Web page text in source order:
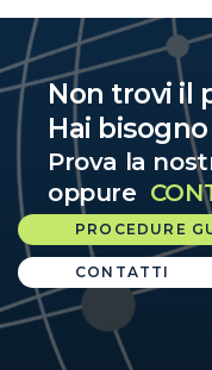
Non trovi il
Hai
Prova la
oppure
PROCEDURE
CONTATTI